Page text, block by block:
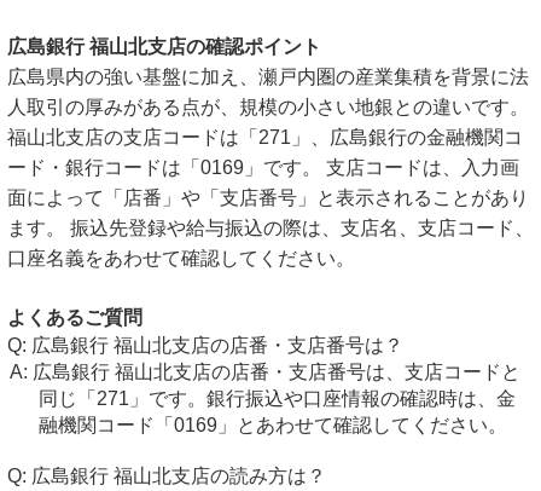
広島銀行 福山北支店の確認ポイント
広島県内の強い基盤に加え、瀬戸内圏の産業集積を背景に法
人取引の厚みがある点が、規模の小さい地銀との違いです。
福山北支店の支店コードは「271」、広島銀行の金融機関コ
ード・銀行コードは「0169」です。 支店コードは、入力画
面によって「店番」や「支店番号」と表示されることがあり
ます。 振込先登録や給与振込の際は、支店名、支店コード、
口座名義をあわせて確認してください。
よくあるご質問
広島銀行 福山北支店の店番・支店番号は？
広島銀行 福山北支店の店番・支店番号は、支店コードと
同じ「271」です。銀行振込や口座情報の確認時は、金
融機関コード「0169」とあわせて確認してください。
広島銀行 福山北支店の読み方は？